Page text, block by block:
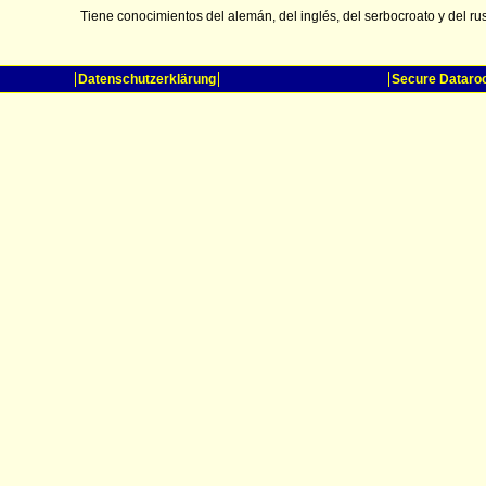
Tiene conocimientos del alemán, del inglés, del serbocroato y del
Datenschutzerklärung Secure